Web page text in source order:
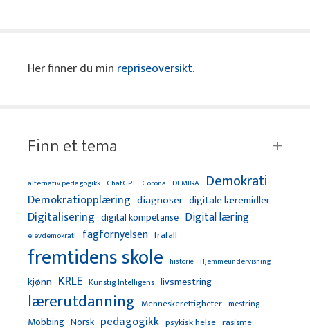
Her finner du min repriseoversikt.
Finn et tema
alternativ pedagogikk ChatGPT Corona DEMBRA Demokrati
Demokratiopplæring diagnoser digitale læremidler
Digitalisering digital kompetanse Digital læring
elevdemokrati fagfornyelsen frafall
fremtidens skole historie Hjemmeundervisning
kjønn KRLE Kunstig Intelligens livsmestring
lærerutdanning Menneskerettigheter mestring
Mobbing Norsk pedagogikk psykisk helse rasisme